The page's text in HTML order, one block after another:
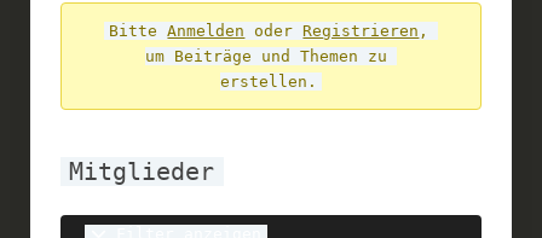
Bitte Anmelden oder Registrieren ,
um Beiträge und Themen zu
erstellen.
Mitglieder